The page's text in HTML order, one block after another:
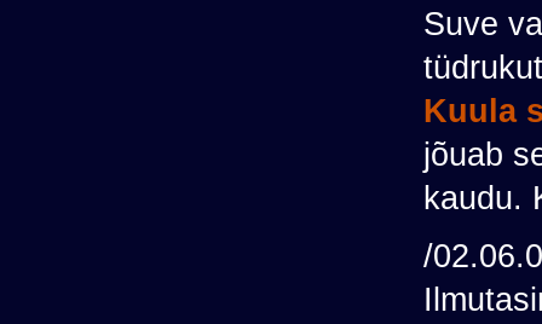
Suve
Kuula
jõuab
kaudu.
/